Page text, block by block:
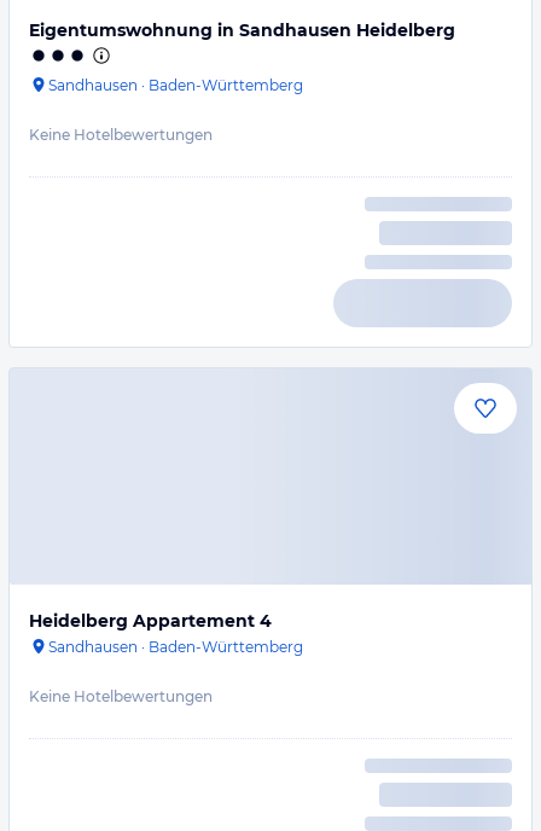
Eigentumswohnung in Sandhausen Heidelberg
Sandhausen · Baden-Württemberg
Keine Hotelbewertungen
Heidelberg Appartement 4
Sandhausen · Baden-Württemberg
Keine Hotelbewertungen